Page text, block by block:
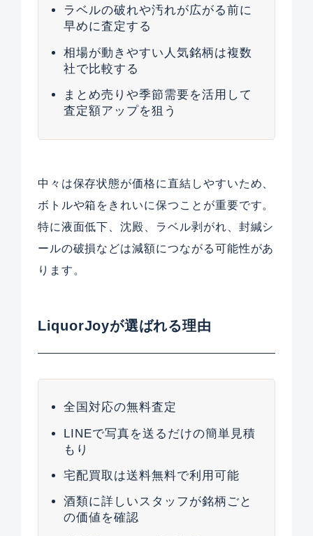
ラベルの破れや汚れが広がる前に
早めに査定する
相場が動きやすい人気銘柄は複数
社で比較する
まとめ売りや季節需要を活用して
査定額アップを狙う
中々は保存状態が価格に直結しやすいため、
ボトルや箱をきれいに保つことが重要です。
特に液面低下、沈殿、ラベル剥がれ、封緘シ
ールの破損などは減額につながる可能性があ
ります。
LiquorJoyが選ばれる理由
全国対応の無料査定
LINEで写真を送るだけの簡単見積
もり
宅配買取は送料無料で利用可能
酒類に詳しいスタッフが銘柄ごと
の価値を確認